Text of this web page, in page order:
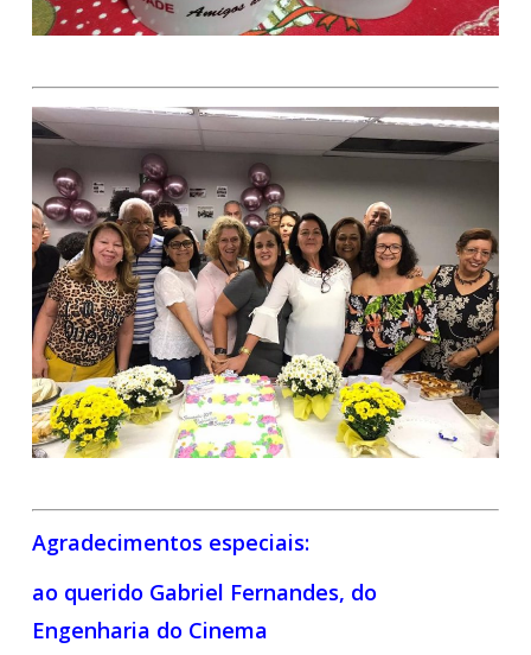
Agradecimentos especiais:
ao querido Gabriel Fernandes, do
Engenharia do Cinema